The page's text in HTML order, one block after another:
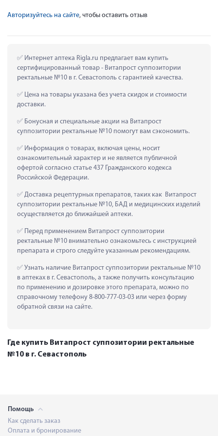
Авторизуйтесь на сайте, чтобы оставить отзыв
Интернет аптека Rigla.ru предлагает вам купить
сертифицированный товар - Витапрост суппозитории
ректальные №10 в г. Севастополь с гарантией качества.
Цена на товары указана без учета скидок и стоимости
доставки.
Бонусная и специальные акции на Витапрост
суппозитории ректальные №10 помогут вам сэкономить.
Информация о товарах, включая цены, носит
ознакомительный характер и не является публичной
офертой согласно статье 437 Гражданского кодекса
Российской Федерации.
Доставка рецептурных препаратов, таких как  Витапрост
суппозитории ректальные №10, БАД и медицинских изделий
осуществляется до ближайшей аптеки.
Перед применением Витапрост суппозитории
ректальные №10 внимательно ознакомьтесь с инструкцией
препарата и строго следуйте указанным рекомендациям.
Узнать наличие Витапрост суппозитории ректальные №10
в аптеках в г. Севастополь, а также получить консультацию
по применению и дозировке этого препарата, можно по
справочному телефону 8-800-777-03-03 или через форму
обратной связи на сайте.
Где купить Витапрост суппозитории ректальные
№10 в г. Севастополь
Помощь
Как сделать заказ
Оплата и бронирование